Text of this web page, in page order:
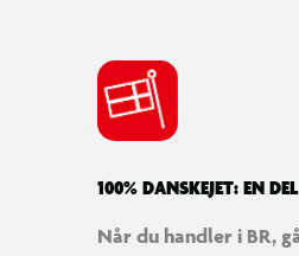
100% DANSKEJET: EN
Når du handler i BR,